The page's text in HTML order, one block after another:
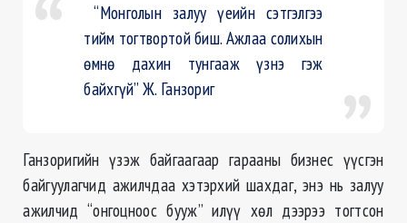
“Монголын залуу үеийн сэтгэлгээ
тийм тогтвортой биш. Ажлаа солихын
өмнө дахин тунгааж үзнэ гэж
байхгүй” Ж. Ганзориг
Ганзоригийн үзэж байгаагаар гарааны бизнес үүсгэн
байгуулагчид ажилчдаа хэтэрхий шахдаг, энэ нь залуу
ажилчид “онгоцноос бууж” илүү хөл дээрээ тогтсон